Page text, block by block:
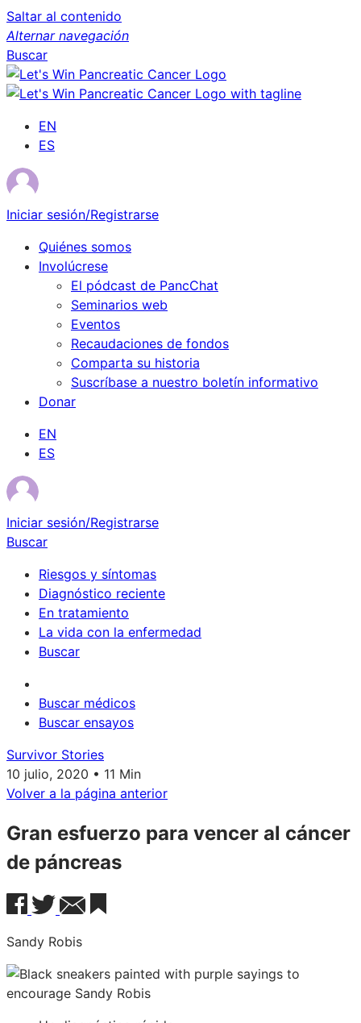
Saltar al contenido
Alternar navegación
Buscar
EN
ES
Iniciar sesión/Registrarse
Quiénes somos
Involúcrese
El pódcast de PancChat
Seminarios web
Eventos
Recaudaciones de fondos
Comparta su historia
Suscríbase a nuestro boletín informativo
Donar
EN
ES
Iniciar sesión/Registrarse
Buscar
Riesgos y síntomas
Diagnóstico reciente
En tratamiento
La vida con la enfermedad
Buscar
Buscar médicos
Buscar ensayos
Survivor Stories
10 julio, 2020 • 11 Min
Volver a la página anterior
Gran esfuerzo para vencer al cáncer
de páncreas
Sandy Robis